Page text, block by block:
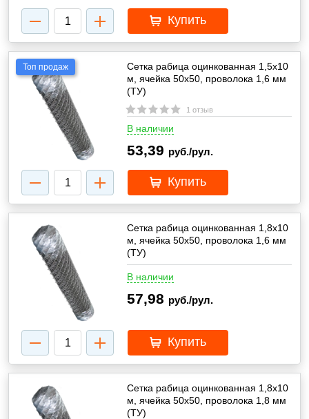
Купить
Топ продаж
Сетка рабица оцинкованная 1,5х10
м, ячейка 50х50, проволока 1,6 мм
(ТУ)
1 отзыв
В наличии
53,39 руб./рул.
Купить
Сетка рабица оцинкованная 1,8х10
м, ячейка 50х50, проволока 1,6 мм
(ТУ)
В наличии
57,98 руб./рул.
Купить
Сетка рабица оцинкованная 1,8х10
м, ячейка 50х50, проволока 1,8 мм
(ТУ)